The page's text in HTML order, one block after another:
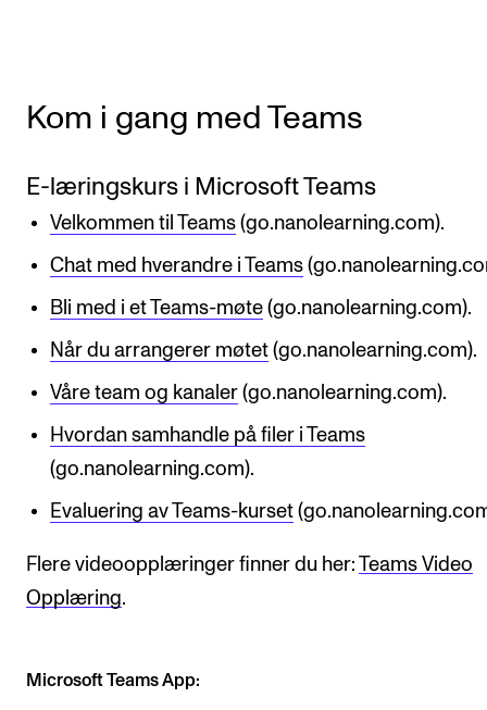
FORSKNING OG UTVIKLINGSARBEID
Livet rundt FoU
For ph.d.-programmet i kunstnerisk utviklingsarbeid
For ph.d.-programmet i musikkforskning
Forskningsetikk
KONSERTER OG ARRANGEMENTER
Gjennomføre konserter og arrangementer
Konsertopptak
Aktuelle saker
Kom i gang med Teams
E-læringskurs i Microsoft Teams
Velkommen til Teams (go.nanolearning.com).
Chat med hverandre i Teams
Bli med i et Teams-møte (go.nanolearning.com).
Når du arrangerer møtet (go.nanolearning.com).
Våre team og kanaler (go.nanolearning.com).
Hvordan samhandle på filer i Teams
(go.nanolearning.com).
Evaluering av Teams-kurset
Flere videoopplæringer finner du her: Teams Video
Opplæring.
Microsoft Teams App: